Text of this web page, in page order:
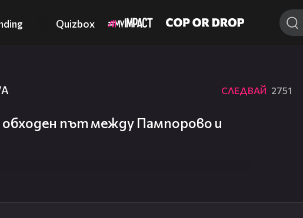
Quizbox
СЛЕДВАЙ 2751
път между Пампорово и